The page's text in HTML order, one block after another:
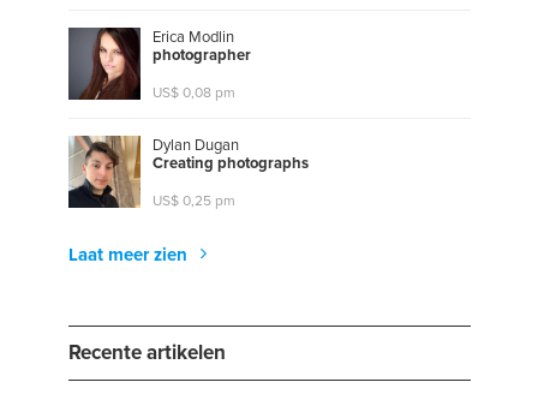
Erica Modlin
photographer
US$ 0,08 pm
Dylan Dugan
Creating photographs
US$ 0,25 pm
Laat meer zien
Recente artikelen